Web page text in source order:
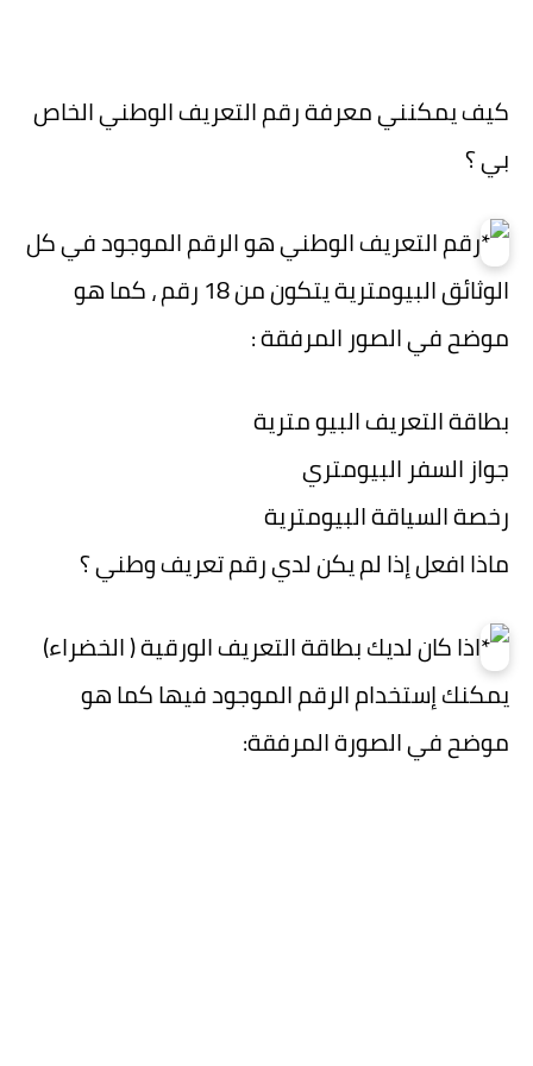
كيف يمكنني معرفة رقم التعريف الوطني الخاص
بي ؟
رقم التعريف الوطني هو الرقم الموجود في كل
الوثائق البيومترية يتكون من 18 رقم ، كما هو
موضح في الصور المرفقة :
بطاقة التعريف البيو مترية
جواز السفر البيومتري
رخصة السياقة البيومترية
ماذا افعل إذا لم يكن لدي رقم تعريف وطني ؟
اذا كان لديك بطاقة التعريف الورقية ( الخضراء)
يمكنك إستخدام الرقم الموجود فيها كما هو
موضح في الصورة المرفقة: